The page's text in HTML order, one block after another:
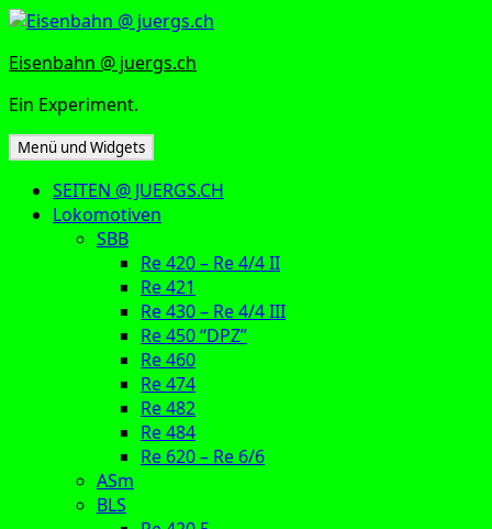
Zum
springen
Eisenbahn @ juergs.ch
Ein Experiment.
Menü und Widgets
SEITEN @ JUERGS.CH
Lokomotiven
SBB
Re 420 – Re 4/4 II
Re 421
Re 430 – Re 4/4 III
Re 450 “DPZ”
Re 460
Re 474
Re 482
Re 484
Re 620 – Re 6/6
ASm
BLS